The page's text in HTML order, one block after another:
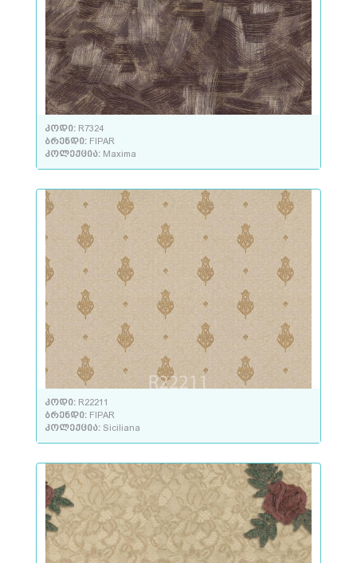
კოდი: R7324
ბრენდი: FIPAR
კოლექცია: Maxima
კოდი: R22211
ბრენდი: FIPAR
კოლექცია: Siciliana